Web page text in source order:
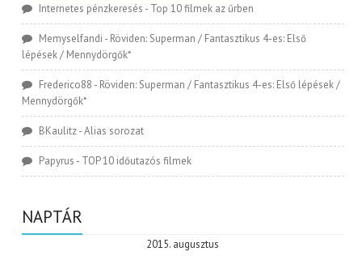
Internetes pénzkeresés - Top 10 filmek az űrben
Memyselfandi - Röviden: Superman / Fantasztikus 4-es: Első
lépések / Mennydörgők*
Frederico88 - Röviden: Superman / Fantasztikus 4-es: Első lépések /
Mennydörgők*
BKaulitz-Alias sorozat
Papyrus - TOP 10 időutazós filmek
NAPTÁR
2015. augusztus